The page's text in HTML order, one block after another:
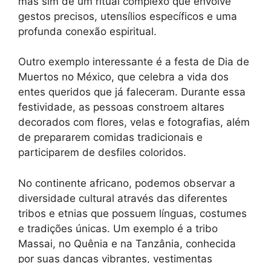
gestos precisos, utensílios específicos e uma
profunda conexão espiritual.
Outro exemplo interessante é a festa de Dia de
Muertos no México, que celebra a vida dos
entes queridos que já faleceram. Durante essa
festividade, as pessoas constroem altares
decorados com flores, velas e fotografias, além
de prepararem comidas tradicionais e
participarem de desfiles coloridos.
No continente africano, podemos observar a
diversidade cultural através das diferentes
tribos e etnias que possuem línguas, costumes
e tradições únicas. Um exemplo é a tribo
Massai, no Quênia e na Tanzânia, conhecida
por suas danças vibrantes, vestimentas